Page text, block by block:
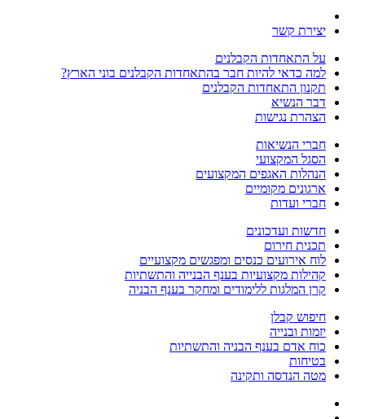
יצירת קשר
על התאחדות הקבלנים
למה כדאי להיות חבר בהתאחדות הקבלנים בוני הארץ?
תקנון התאחדות הקבלנים
דבר הנשיא
הצהרת נגישות
חברי הנשיאות
הסגל המקצועי
הנהלות האגפים המקצועים
ארגונים מקומיים
חברי ועדות
חדשות ועדכונים
תכנית חירום
לוח אירועים כנסים ומפגשים מקצועיים
קהילות מקצועיות בענף הבנייה והתשתיות
קרן המלגות ללימודים ומחקר בענף הבניה
חיפוש קבלן
יזמות ובנייה
כוח אדם בענף הבניה והתשתיות
בטיחות
מטה הנדסה ותקינה